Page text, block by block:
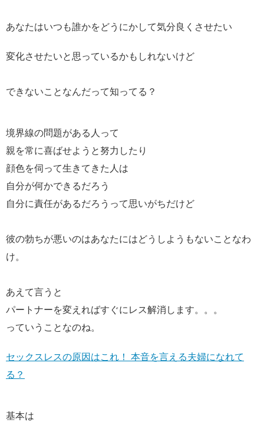
あなたはいつも誰かをどうにかして気分良くさせたい
変化させたいと思っているかもしれないけど
できないことなんだって知ってる？
境界線の問題がある人って
親を常に喜ばせようと努力したり
顔色を伺って生きてきた人は
自分が何かできるだろう
自分に責任があるだろうって思いがちだけど
彼の勃ちが悪いのはあなたにはどうしようもないことなわ
け。
あえて言うと
パートナーを変えればすぐにレス解消します。。。
っていうことなのね。
セックスレスの原因はこれ！ 本音を言える夫婦になれて
る？
基本は